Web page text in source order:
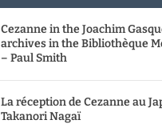
Cezanne in the Joachim
archives in the Bibliothèque
– Paul Smith
La réception de Cezanne au
Takanori Nagaï